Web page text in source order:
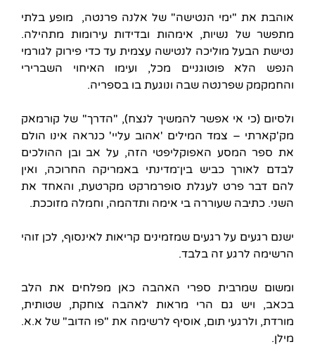
אוהבת את "ימי הנטישה" של אלנה פרנטה, מופע בלתי
מתפשר של נשיות, אימהות ובדידות עירומות מתהילה.
נטישת הבעל מוליכה לנטישה עצמית עד כדי פירוק לגורמי
הנפש הלא פוטוגניים מכל, ועימו האיחוי השברירי
והחמקמק שפרנטה שבה ונוגעת בו בספריה.
ולסיום (כי אי אפשר להמשיך לנצח), "הדרך" של קורמאק
מק'קארתי – צמד המילים 'אהוב עליי' כנראה אינו הולם
את ספר המסע האפוקליפטי הזה, על אב ובן ההולכים
לבדם לאורך כביש בין־מדינתי באמריקה החרוכה, ואין
להם דבר פרט לעגלת סופרמרקט מקרטעת, והאחד את
השני. כתיבה שעוררה בי אימה ותדהמה, וחמלה מזוככת.
ישנם רגעים על רגעים שמזמינים קריאות לאינסוף, לכן זוהי
הרשימה לרגע זה בלבד.
ומשום שמרבית ספרי האהבה כאן מפלחים את הלב
בכאב, ויש גם הרי מראות לאהבה צוחקת, שטותית,
מורדת, ולרגעי תום, אוסיף לרשימה את "פו הדוב" של א.א.
מילן.